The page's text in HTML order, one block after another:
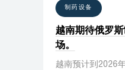
制药设备
越南期待俄罗
场。
越南预计到2026